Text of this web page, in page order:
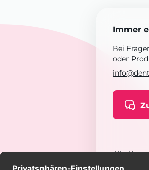
Immer
Bei
oder
Alle